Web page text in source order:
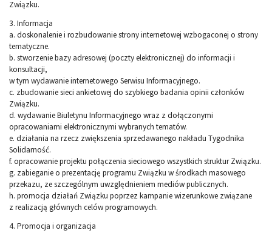
Związku.
3. Informacja
a. doskonalenie i rozbudowanie strony internetowej wzbogaconej o strony
tematyczne.
b. stworzenie bazy adresowej (poczty elektronicznej) do informacji i
konsultacji,
w tym wydawanie internetowego Serwisu Informacyjnego.
c. zbudowanie sieci ankietowej do szybkiego badania opinii członków
Związku.
d. wydawanie Biuletynu Informacyjnego wraz z dołączonymi
opracowaniami elektronicznymi wybranych tematów.
e. działania na rzecz zwiększenia sprzedawanego nakładu Tygodnika
Solidarność.
f. opracowanie projektu połączenia sieciowego wszystkich struktur Związku.
g. zabieganie o prezentację programu Związku w środkach masowego
przekazu, ze szczególnym uwzględnieniem mediów publicznych.
h. promocja działań Związku poprzez kampanie wizerunkowe związane
z realizacją głównych celów programowych.
4. Promocja i organizacja